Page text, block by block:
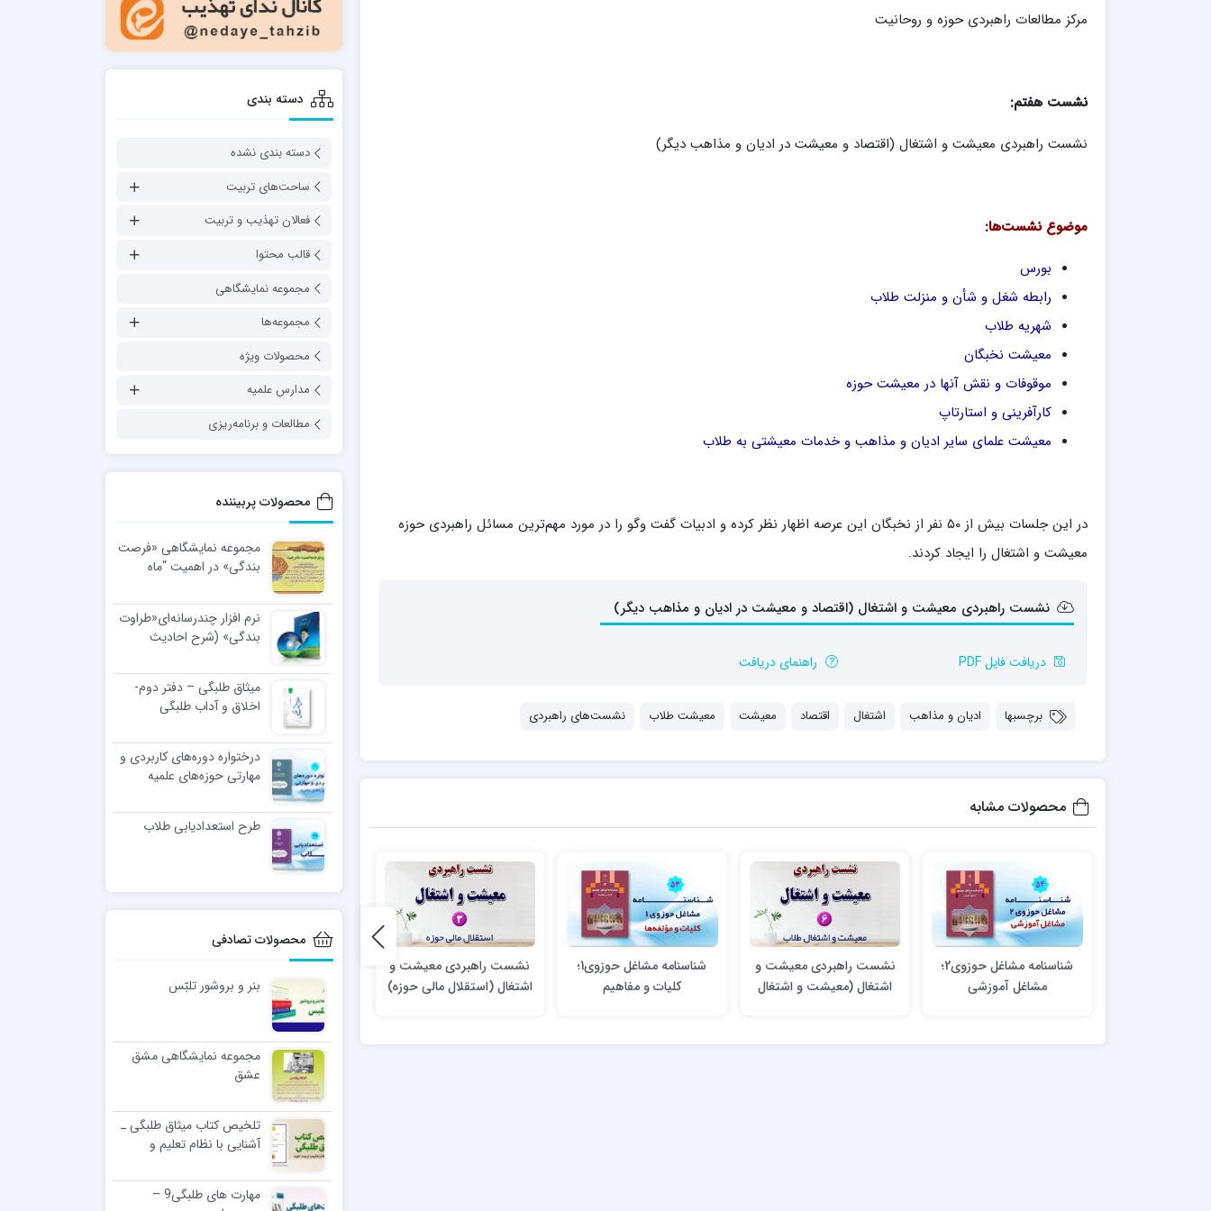
مدرسه علمیه شهید صدوقی ره واحد5
مدرسه علمیه نمونه پیامبر اعظم(ص)
حسن علیه السلام
مرکز مطالعات راهبردی حوزه و روحانیت
نشست هفتم:
نشست راهبردی معیشت و اشتغال (اقتصاد و معیشت در ادیان و مذاهب دیگر)
موضوع نشست‌ها:
بورس
رابطه شغل و شأن و منزلت طلاب
شهریه طلاب
معیشت نخبگان
موقوفات و نقش آنها در معیشت حوزه
کارآفرینی و استارتاپ
معیشت علمای سایر ادیان و مذاهب و خدمات معیشتی به طلاب
در این جلسات بیش از ۵۰ نفر از نخبگان این عرصه اظهار نظر کرده و ادبیات گفت وگو را در مورد مهم‌ترین مسائل راهبردی حوزه
معیشت و اشتغال را ایجاد کردند.
نشست راهبردی معیشت و اشتغال (اقتصاد و معیشت در ادیان و مذاهب دیگر)
دریافت فایل PDF راهنمای دریافت
برچسبها ادیان و مذاهب اشتغال اقتصاد معیشت معیشت طلاب نشست‌های راهبردی
محصولات مشابه
شناسنامه مشاغل حوزوی2؛
مشاغل آموزشی
نشست راهبردی معیشت و
اشتغال (معیشت و اشتغال
شناسنامه مشاغل حوزوی1؛
کلیات و مفاهیم
نشست راهبردی معیشت و
اشتغال (استقلال مالی حوزه)
مدیریت اقتصادی در اندیشه
آیت الله خامنه ای
تربیتی مقام امین _ شماره ۱۷
دسته بندی
دسته بندی نشده
ساحت‌های تربیت
فعالان تهذیب و تربیت
قالب محتوا
مجموعه نمایشگاهی
مجموعه‌ها
محصولات ویژه
مدارس علمیه
مطالعات و برنامه‌ریزی
محصولات پربیننده
مجموعه نمایشگاهی «فرصت
بندگی» در اهمیت “ماه
نرم افزار چندرسانه‌ای«طراوت
بندگی» (شرح احادیث
اسلامی)
میثاق طلبگی – دفتر دوم-
اخلاق و آداب طلبگی
درختواره دوره‌های کاربردی و
مهارتی حوزه‌های علمیه
طرح استعدادیابی طلاب
محصولات تصادفی
بنر و بروشور تلبّس
مجموعه نمایشگاهی مشق
عشق
تلخیص کتاب میثاق طلبگی ـ
آشنایی با نظام تعلیم و
مهارت های طلبگی9 –